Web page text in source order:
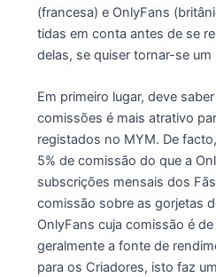
(francesa) e OnlyFans
tidas em conta antes de se
delas, se quiser tornar-se um
Em primeiro lugar, deve
comissões é mais atrativo
registados no MYM. De
5% de comissão do que a
subscrições mensais dos
comissão sobre as gorjetas
OnlyFans cuja comissão é
geralmente a fonte de
para os Criadores, isto faz